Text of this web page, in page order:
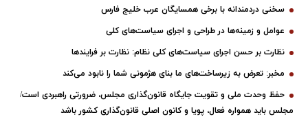
سخنی دردمندانه با برخی همسایگان عرب خلیج فارس
عوامل و زمینه‌ها در طراحی و اجرای سیاست‌های کلی
نظارت بر حسن اجرای سیاست‌های کلی نظام: نظارت بر فرایندها
مخبر: تعرض به زیرساخت‌های ما بنای هژمونی شما را نابود می‌کند
حفظ وحدت ملی و تقویت جایگاه قانون‌گذاری مجلس، ضرورتی راهبردی است/
مجلس باید همواره فعال، پویا و کانون اصلی قانون‌گذاری کشور باشد